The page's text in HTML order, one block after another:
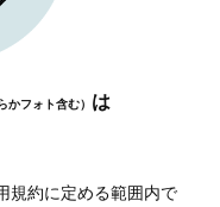
かフォト含む） は
規約に定める範囲内で